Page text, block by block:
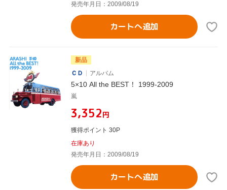
発売年月日：2009/08/19
カートへ追加
新品
ＣＤ
アルバム
5×10 All the BEST！ 1999-2009
嵐
¥3,352円
獲得ポイント 30P
在庫あり
発売年月日：2009/08/19
カートへ追加